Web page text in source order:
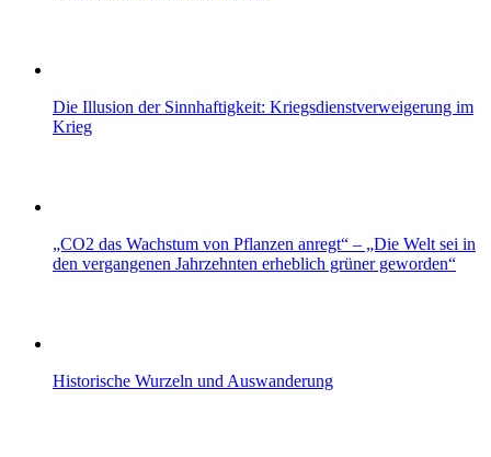
Die Illusion der Sinnhaftigkeit: Kriegsdienstverweigerung im
Krieg
„CO2 das Wachstum von Pflanzen anregt“ – „Die Welt sei in
den vergangenen Jahrzehnten erheblich grüner geworden“
Historische Wurzeln und Auswanderung